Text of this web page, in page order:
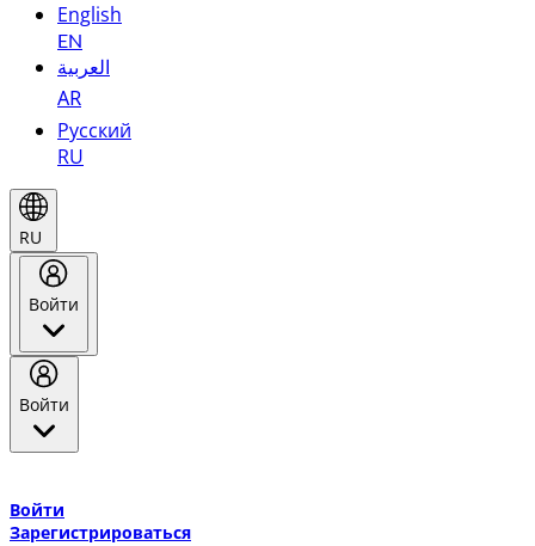
English
EN
العربية
AR
Русский
RU
RU
Войти
Войти
Войти
Зарегистрироваться